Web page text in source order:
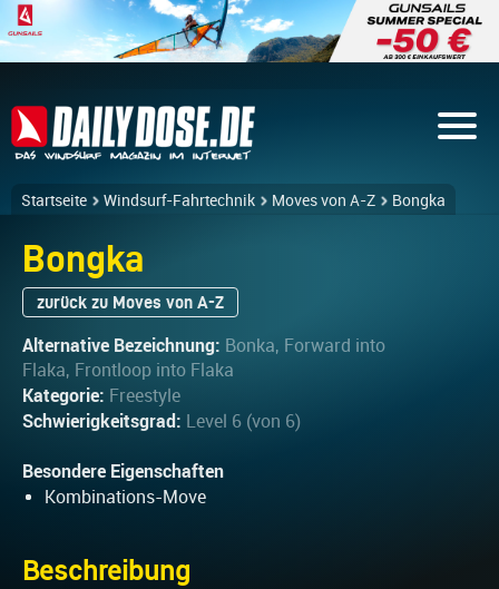
Startseite Windsurf-Fahrtechnik Moves von A-Z Bongka
Bongka
zurück zu Moves von A-Z
Alternative Bezeichnung: Bonka, Forward into
Flaka, Frontloop into Flaka
Kategorie: Freestyle
Schwierigkeitsgrad: Level 6 (von 6)
Besondere Eigenschaften
Kombinations-Move
Beschreibung